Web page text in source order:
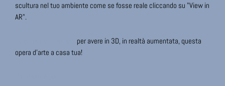
scultura nel tuo ambiente come se fosse reale cliccando su "View in
AR".
per avere in 3D, in realtà aumentata, questa
opera d'arte a casa tua!